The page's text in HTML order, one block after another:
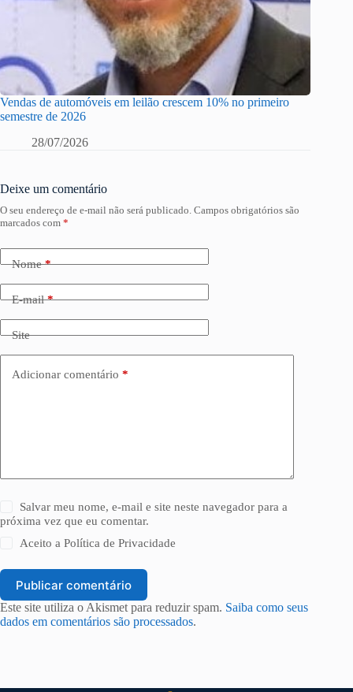
Vendas de automóveis em leilão crescem 10% no primeiro
semestre de 2026
28/07/2026
Deixe um comentário
O seu endereço de e-mail não será publicado. Campos obrigatórios são
marcados com *
Nome*
E-mail*
Site
Adicionar comentário *
Salvar meu nome, e-mail e site neste navegador para a
próxima vez que eu comentar.
Aceito aPolítica de Privacidade
Publicar comentário
Este site utiliza o Akismet para reduzir spam. Saiba como seus
dados em comentários são processados.